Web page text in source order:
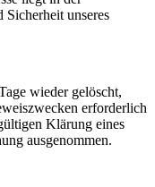
Sicherheit unseres
wieder gelöscht,
erforderlich
Klärung eines
ausgenommen.